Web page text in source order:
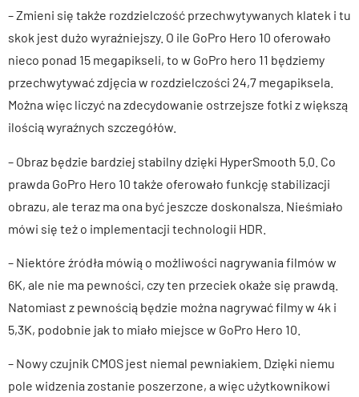
– Zmieni się także rozdzielczość przechwytywanych klatek i tu
skok jest dużo wyraźniejszy. O ile GoPro Hero 10 oferowało
nieco ponad 15 megapikseli, to w GoPro hero 11 będziemy
przechwytywać zdjęcia w rozdzielczości 24,7 megapiksela.
Można więc liczyć na zdecydowanie ostrzejsze fotki z większą
ilością wyraźnych szczegółów.
– Obraz będzie bardziej stabilny dzięki HyperSmooth 5.0. Co
prawda GoPro Hero 10 także oferowało funkcję stabilizacji
obrazu, ale teraz ma ona być jeszcze doskonalsza. Nieśmiało
mówi się też o implementacji technologii HDR.
– Niektóre źródła mówią o możliwości nagrywania filmów w
6K, ale nie ma pewności, czy ten przeciek okaże się prawdą.
Natomiast z pewnością będzie można nagrywać filmy w 4k i
5,3K, podobnie jak to miało miejsce w GoPro Hero 10.
– Nowy czujnik CMOS jest niemal pewniakiem. Dzięki niemu
pole widzenia zostanie poszerzone, a więc użytkownikowi